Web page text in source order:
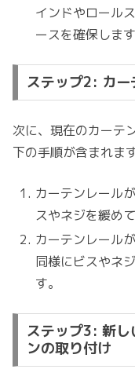
インドやロール
ースを確保します
ステップ2: カー
次に、現在のカーテ
下の手順が含まれま
カーテンレール
スやネジを緩め
カーテンレール
同様にビスやネ
す。
ステップ3: 新し
ンの取り付け